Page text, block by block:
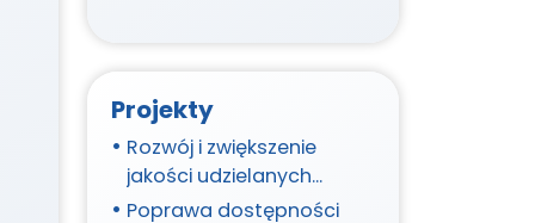
Projekty
Rozwój i zwiększenie
jakości udzielanych
świadczeń medycznych
Poprawa dostępności